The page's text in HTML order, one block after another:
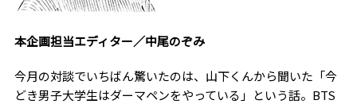
本企画担当エディター／中尾のぞみ
今月の対談でいちばん驚いたのは、山下くんから聞いた「今
どき男子大学生はダーマペンをやっている」という話。BTS